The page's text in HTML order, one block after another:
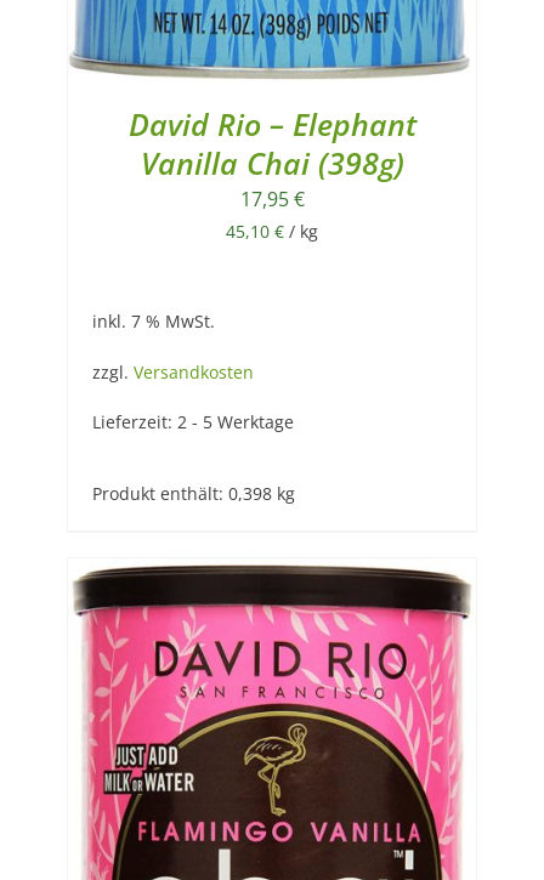
David Rio – Elephant
Vanilla Chai (398g)
17,95€
45,10 € / kg
inkl. 7 % MwSt.
zzgl. Versandkosten
Lieferzeit: 2 - 5 Werktage
Produkt enthält: 0,398 kg